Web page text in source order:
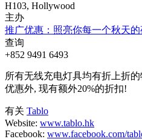
H103, Hollywood
主办
推广优惠：照亮你每一个秋天
查询
+852 9491 6493
所有无线充电灯具均有折上折
优惠外, 现有额外20%的折扣!
有关 Tablo
Website: www.tablo.hk
Facebook: www.facebook.com/